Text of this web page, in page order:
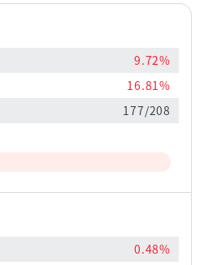
9.72%
16.81%
177/208
0.48%